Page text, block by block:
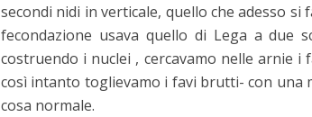
secondi nidi in verticale, quello che adesso si
fecondazione usava quello di Lega a due
costruendo i nuclei , cercavamo nelle arnie
così intanto toglievamo i favi brutti- con una
cosa normale.